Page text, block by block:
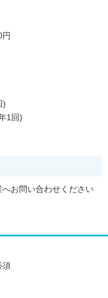
円
)
1回)
お問い合わせください
須